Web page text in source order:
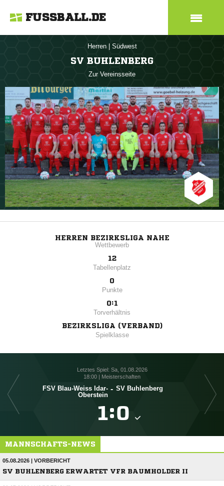
FUSSBALL.DE
Herren Südwest
SV BUHLENBERG
Zur Vereinsseite
HERREN BEZIRKSLIGA NAHE
Wettbewerb
12
Tabellenplatz
0
Punkte
0:1
Torverhältnis
BEZIRKSLIGA (VERBAND)
Spielklasse
Letztes Spiel: Sa, 01.08.2026
18:00 | Meisterschaften
FSV Blau-Weiss Idar-
Oberstein
- SV Buhlenberg
:
MANNSCHAFTS-NEWS
05.08.2026 | VORBERICHT
SV BUHLENBERG ERWARTET VFR BAUMHOLDER II